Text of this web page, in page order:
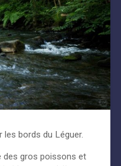
bords du Léguer.
des gros poissons et